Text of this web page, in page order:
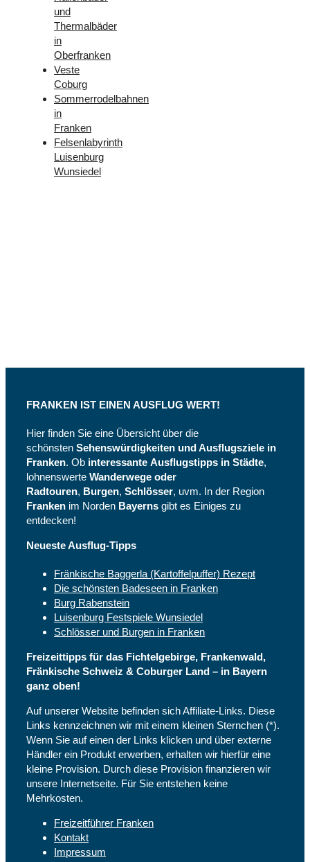
und
Thermalbäder
in
Oberfranken
Veste
Coburg
Sommerrodelbahnen
in
Franken
Felsenlabyrinth
Luisenburg
Wunsiedel
FRANKEN IST EINEN AUSFLUG WERT!
Hier finden Sie eine Übersicht über die
schönsten Sehenswürdigkeiten und Ausflugsziele in
Franken. Ob interessante Ausflugstipps in Städte,
lohnenswerte Wanderwege oder
Radtouren, Burgen, Schlösser, uvm. In der Region
Franken im Norden Bayerns gibt es Einiges zu
entdecken!
Neueste Ausflug-Tipps
Fränkische Baggerla (Kartoffelpuffer) Rezept
Die schönsten Badeseen in Franken
Burg Rabenstein
Luisenburg Festspiele Wunsiedel
Schlösser und Burgen in Franken
Freizeittipps für das Fichtelgebirge, Frankenwald,
Fränkische Schweiz & Coburger Land – in Bayern
ganz oben!
Auf unserer Website befinden sich Affiliate-Links. Diese
Links kennzeichnen wir mit einem kleinen Sternchen (*).
Wenn Sie auf einen der Links klicken und über externe
Händler ein Produkt erwerben, erhalten wir hierfür eine
kleine Provision. Durch diese Provision finanzieren wir
unsere Internetseite. Für Sie entstehen keine
Mehrkosten.
Freizeitführer Franken
Kontakt
Impressum